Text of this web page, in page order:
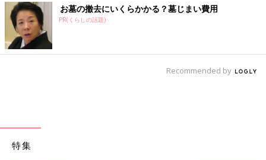
お墓の撤去にいくらかかる？墓じまい費用
PR(くらしの話題)
Recommended by
特集